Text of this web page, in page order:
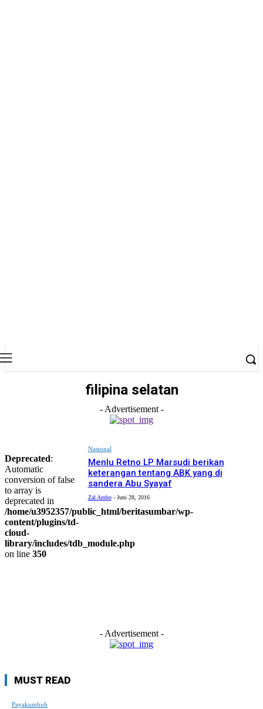
filipina selatan
- Advertisement -
Deprecated:
Automatic
conversion of false
to array is
deprecated in
/home/u3952357/public_html/beritasumbar/wp-
content/plugins/td-
cloud-
library/includes/tdb_module.php
on line 350
Nasional
Menlu Retno LP Marsudi berikan
keterangan tentang ABK yang di
sandera Abu Syayaf
Zal Ambo - Juni 28, 2016
- Advertisement -
MUST READ
Payakumbuh